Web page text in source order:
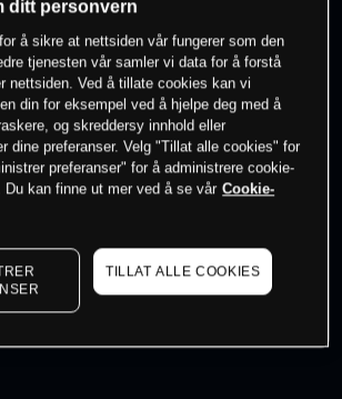
erpå dette instrumentet
Søk om konto
Log in
ditt personvern
å sikre at nettsiden vår fungerer som den
tjenesten vår samler vi data for å forstå
nettsiden. Ved å tillate cookies kan vi
din for eksempel ved å hjelpe deg med å
og skreddersy innhold eller
dine preferanser. Velg "Tillat alle cookies" for
preferanser" for å administrere cookie-
Du kan finne ut mer ved å se vår Cookie-
TILLAT ALLE COOKIES